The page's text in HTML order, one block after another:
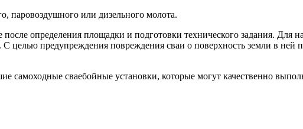
паровоздушного или дизельного молота.
определения площадки и подготовки технического задания. Для
С целью предупреждения повреждения сваи о поверхность земли в ней
самоходные сваебойные установки, которые могут качественно